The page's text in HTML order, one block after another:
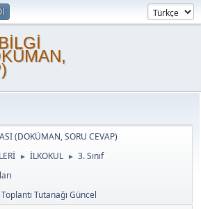
(DOKÜMAN, SORU CEVAP)
► İLKOKUL ► 3. Sınıf
Tutanağı Güncel